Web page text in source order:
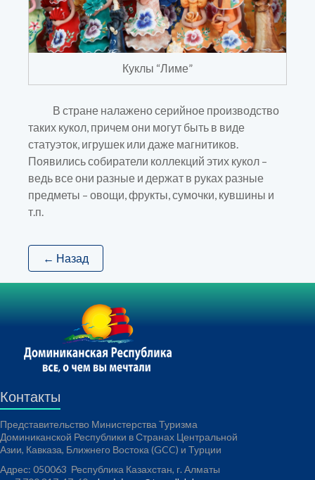
Куклы “Лиме”
В стране налажено серийное производство
таких кукол, причем они могут быть в виде
статуэток, игрушек или даже магнитиков.
Появились собиратели коллекций этих кукол –
ведь все они разные и держат в руках разные
предметы – овощи, фрукты, сумочки, кувшины и
т.п.
← Назад
Контакты
Представительство Министерства Туризма
Доминиканской Республики в Странах Центральной
Азии, Кавказа, Ближнего Востока (GCC) и Турции
Адрес: 050063 Республика Казахстан, г. Алматы